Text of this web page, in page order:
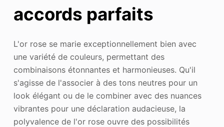
accords parfaits
L'or rose se marie exceptionnellement bien avec
une variété de couleurs, permettant des
combinaisons étonnantes et harmonieuses. Qu'il
s'agisse de l'associer à des tons neutres pour un
look élégant ou de le combiner avec des nuances
vibrantes pour une déclaration audacieuse, la
polyvalence de l'or rose ouvre des possibilités